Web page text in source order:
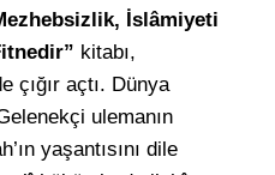
İslâmiyeti
kitabı,
çığır açtı. Dünya
ulemanın
yaşantısını dile